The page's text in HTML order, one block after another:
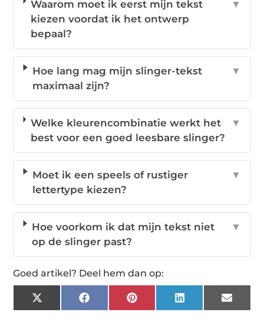
Waarom moet ik eerst mijn tekst
kiezen voordat ik het ontwerp
bepaal?
▼
Hoe lang mag mijn slinger-tekst
maximaal zijn?
▼
Welke kleurencombinatie werkt het
best voor een goed leesbare slinger?
▼
Moet ik een speels of rustiger
lettertype kiezen?
▼
Hoe voorkom ik dat mijn tekst niet
op de slinger past?
▼
Goed artikel? Deel hem dan op:
X
(Twitter)
FacebookPinterestLinkedInEmail